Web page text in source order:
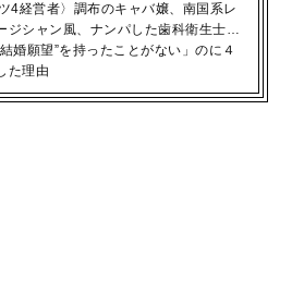
4経営者〉調布のキャバ嬢、南国系レ
ジシャン風、ナンパした歯科衛生士…
結婚願望”を持ったことがない」のに４
た理由